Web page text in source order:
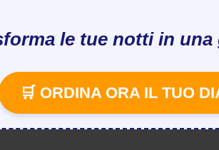
le tue notti in una
🛒 ORDINA ORA IL TUO